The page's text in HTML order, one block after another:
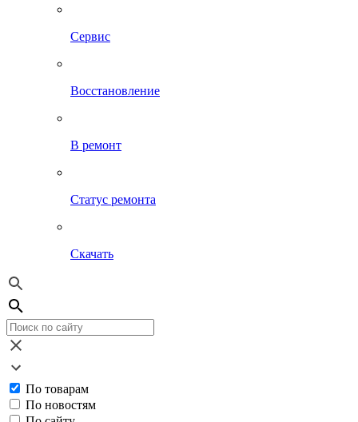
Сервис
Восстановление
В ремонт
Статус ремонта
Скачать
По товарам
По новостям